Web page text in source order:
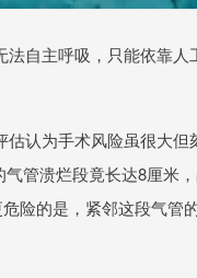
自主呼吸，只能依靠
认为手术风险虽很大但
管溃烂段竟长达8厘米
险的是，紧邻这段气管